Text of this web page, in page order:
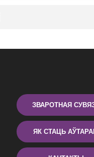
ЗВАРОТНАЯ
ЯК СТАЦЬ